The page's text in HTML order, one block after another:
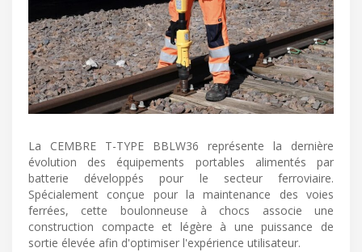
La CEMBRE T-TYPE BBLW36 représente la dernière
évolution des équipements portables alimentés par
batterie développés pour le secteur ferroviaire.
Spécialement conçue pour la maintenance des voies
ferrées, cette boulonneuse à chocs associe une
construction compacte et légère à une puissance de
sortie élevée afin d'optimiser l'expérience utilisateur.